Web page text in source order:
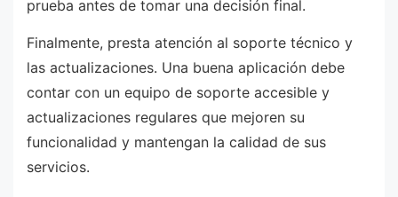
prueba antes de tomar una decisión final.
Finalmente, presta atención al soporte técnico y
las actualizaciones. Una buena aplicación debe
contar con un equipo de soporte accesible y
actualizaciones regulares que mejoren su
funcionalidad y mantengan la calidad de sus
servicios.